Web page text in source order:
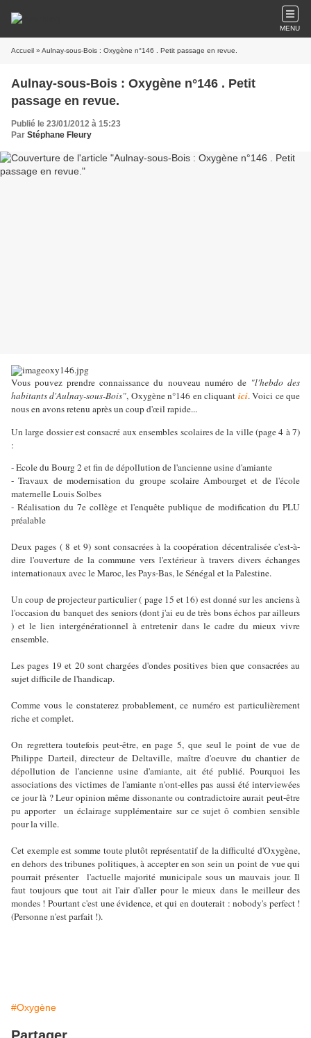
MENU
Accueil » Aulnay-sous-Bois : Oxygène n°146 . Petit passage en revue.
Aulnay-sous-Bois : Oxygène n°146 . Petit
passage en revue.
Publié le 23/01/2012 à 15:23
Par Stéphane Fleury
Vous pouvez prendre connaissance du nouveau numéro de "l'hebdo des
habitants d'Aulnay-sous-Bois", Oxygène n°146 en cliquant ici. Voici ce que
nous en avons retenu après un coup d'œil rapide...
Un large dossier est consacré aux ensembles scolaires de la ville (page 4 à 7)
:
- Ecole du Bourg 2 et fin de dépollution de l'ancienne usine d'amiante
- Travaux de modernisation du groupe scolaire Ambourget et de l'école
maternelle Louis Solbes
- Réalisation du 7e collège et l'enquête publique de modification du PLU
préalable
Deux pages ( 8 et 9) sont consacrées à la coopération décentralisée c'est-à-
dire l'ouverture de la commune vers l'extérieur à travers divers échanges
internationaux avec le Maroc, les Pays-Bas, le Sénégal et la Palestine.
Un coup de projecteur particulier ( page 15 et 16) est donné sur les anciens à
l'occasion du banquet des seniors (dont j'ai eu de très bons échos par ailleurs
) et le lien intergénérationnel à entretenir dans le cadre du mieux vivre
ensemble.
Les pages 19 et 20 sont chargées d'ondes positives bien que consacrées au
sujet difficile de l'handicap.
Comme vous le constaterez probablement, ce numéro est particulièrement
riche et complet.
On regrettera toutefois peut-être, en page 5, que seul le point de vue de
Philippe Darteil, directeur de Deltaville, maître d'oeuvre du chantier de
dépollution de l'ancienne usine d'amiante, ait été publié. Pourquoi les
associations des victimes de l'amiante n'ont-elles pas aussi été interviewées
ce jour là ? Leur opinion même dissonante ou contradictoire aurait peut-être
pu apporter
un éclairage supplémentaire sur ce sujet ô combien sensible
pour la ville.
Cet exemple est somme toute plutôt représentatif de la difficulté d'Oxygène,
en dehors des tribunes politiques, à accepter en son sein un point de vue qui
pourrait présenter
l'actuelle majorité municipale sous un mauvais jour. Il
faut toujours que tout ait l'air d'aller pour le mieux dans le meilleur des
mondes ! Pourtant c'est une évidence, et qui en douterait : nobody's perfect !
(Personne n'est parfait !).
#Oxygène